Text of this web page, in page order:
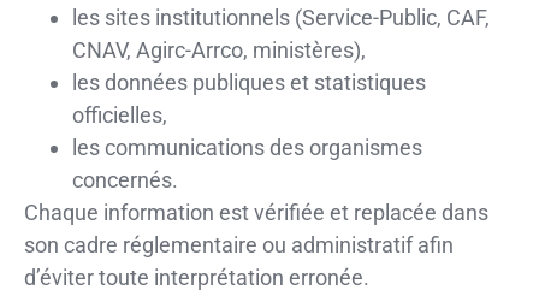
les sites institutionnels (Service-Public, CAF,
CNAV, Agirc-Arrco, ministères),
les données publiques et statistiques
officielles,
les communications des organismes
concernés.
Chaque information est vérifiée et replacée dans
son cadre réglementaire ou administratif afin
d’éviter toute interprétation erronée.